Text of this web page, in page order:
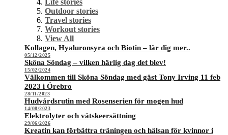
Life stories
Outdoor stories
Travel stories
Workout stories
View All
Kollagen, Hyaluronsyra och Biotin – lär dig mer..
05/12/2025
Sköna Söndag – vilken härlig dag det blev!
15/02/2024
Välkommen till Sköna Söndag med gäst Tony Irving 11 feb
2023 i Örebro
28/11/2023
Hudvårdsrutin med Rosenserien för mogen hud
14/08/2023
Elektrolyter och vätskeersättning
29/06/2026
Kreatin kan förbättra träningen och hälsan för kvinnor i